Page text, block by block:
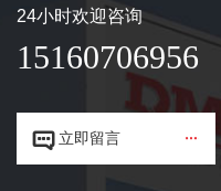
24小时欢迎咨询
15160706956
 立即留言 